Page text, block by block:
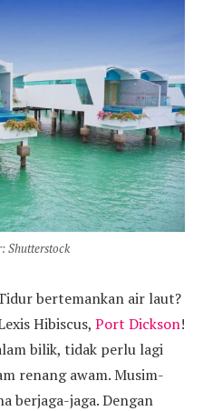
Shutterstock
bertemankan air laut?
Hibiscus, Port Dickson!
bilik, tidak perlu lagi
renang awam. Musim-
berjaga-jaga. Dengan